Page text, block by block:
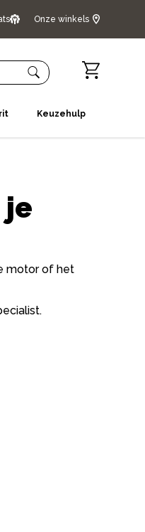
Onze winkels
Keuzehulp
je
motor of het